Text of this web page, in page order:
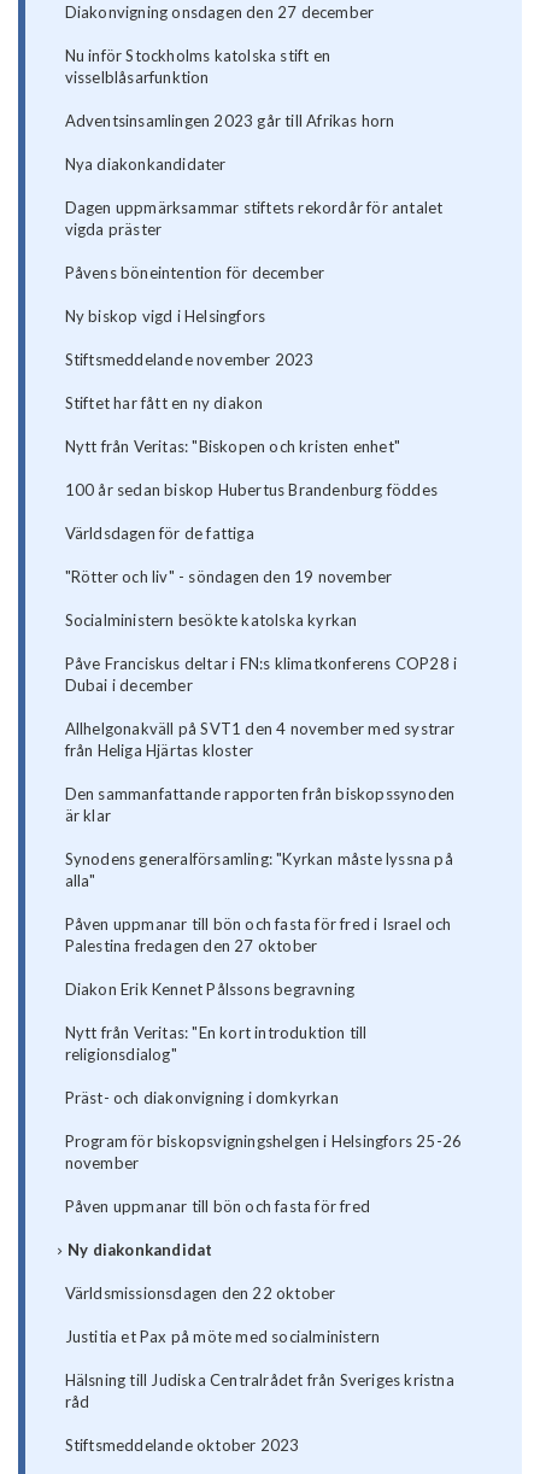
Diakonvigning onsdagen den 27 december
Nu inför Stockholms katolska stift en
visselblåsarfunktion
Adventsinsamlingen 2023 går till Afrikas horn
Nya diakonkandidater
Dagen uppmärksammar stiftets rekordår för antalet
vigda präster
Påvens böneintention för december
Ny biskop vigd i Helsingfors
Stiftsmeddelande november 2023
Stiftet har fått en ny diakon
Nytt från Veritas: "Biskopen och kristen enhet"
100 år sedan biskop Hubertus Brandenburg föddes
Världsdagen för de fattiga
"Rötter och liv" - söndagen den 19 november
Socialministern besökte katolska kyrkan
Påve Franciskus deltar i FN:s klimatkonferens COP28 i
Dubai i december
Allhelgonakväll på SVT1 den 4 november med systrar
från Heliga Hjärtas kloster
Den sammanfattande rapporten från biskopssynoden
är klar
Synodens generalförsamling: "Kyrkan måste lyssna på
alla"
Påven uppmanar till bön och fasta för fred i Israel och
Palestina fredagen den 27 oktober
Diakon Erik Kennet Pålssons begravning
Nytt från Veritas: "En kort introduktion till
religionsdialog"
Präst- och diakonvigning i domkyrkan
Program för biskopsvigningshelgen i Helsingfors 25-26
november
Påven uppmanar till bön och fasta för fred
Ny diakonkandidat
Världsmissionsdagen den 22 oktober
Justitia et Pax på möte med socialministern
Hälsning till Judiska Centralrådet från Sveriges kristna
råd
Stiftsmeddelande oktober 2023